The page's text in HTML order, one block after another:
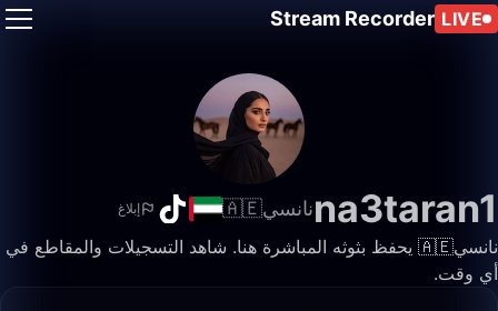
LIVE
Stream Recorder
na3taran1نانسي🇦🇪 إبلاغ
نانسي🇦🇪 يحفظ بثوثه المباشرة هنا. شاهد التسجيلات والمقاطع في
أي وقت.